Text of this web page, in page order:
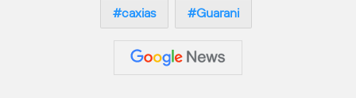
caxias Guarani